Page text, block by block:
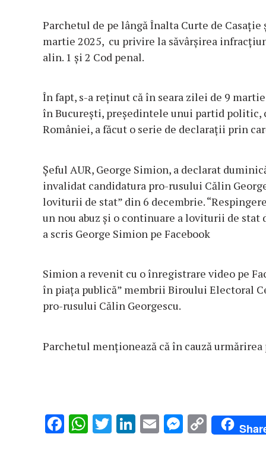
Parchetul de pe lângă Înalta Curte de
martie 2025, cu privire la săvârșirea
alin. 1 și 2 Cod penal.
În fapt, s-a reținut că în seara zilei de 9
în București, președintele unui partid politic,
României, a făcut o serie de declarații prin
Șeful AUR, George Simion, a declarat
invalidat candidatura pro-rusului Călin
loviturii de stat” din 6 decembrie. “
un nou abuz și o continuare a loviturii de stat
a scris George Simion pe Facebook
Simion a revenit cu o înregistrare video pe
în piața publică” membrii Biroului Electoral
pro-rusului Călin Georgescu.
Parchetul menționează că în cauză urmărirea
F W T Li E M C
o